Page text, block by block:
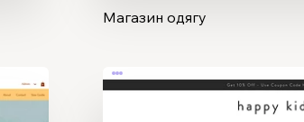
Магазин одягу